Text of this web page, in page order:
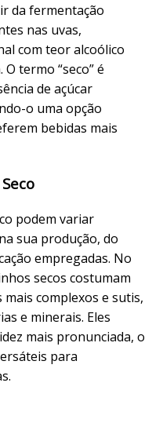
da fermentação
nas uvas,
com teor alcoólico
termo “seco” é
de açúcar
o uma opção
bebidas mais
podem variar
sua produção, do
empregadas. No
secos costumam
complexos e sutis,
e minerais. Eles
mais pronunciada, o
para